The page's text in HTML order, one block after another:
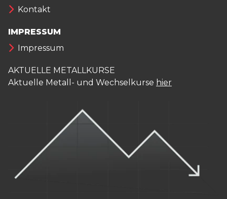
Kontakt
IMPRESSUM
Impressum
AKTUELLE METALLKURSE
Aktuelle Metall- und Wechselkurse hier